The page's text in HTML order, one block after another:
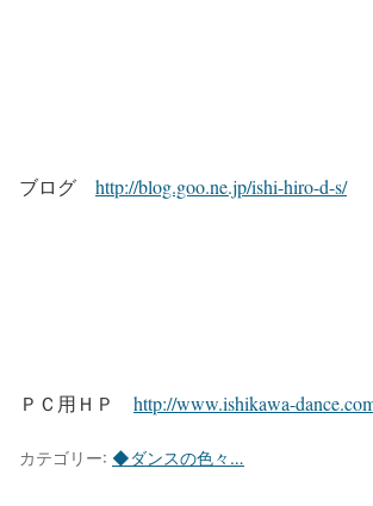
ブログ http://blog.goo.ne.jp/ishi-hiro-d-s/
ＰＣ用ＨＰ http://www.ishikawa-
カテゴリー: ◆ダンスの色々…